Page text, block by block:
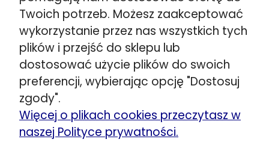
Wskazówki dojazdu >>
Stojadła ul. Warszawska 79
obok Mińsk Mazowiecki
☎️+48 692 098 851
Wskazówki dojazdu >>
Kozerki ul. Generała G. Orlicz-Dreszera 29a
obok Grodzisk Mazowiecki
☎️+48 534 446 858
Wskazówki dojazdu >>
Twoich potrzeb. Możesz zaakceptować
wykorzystanie przez nas wszystkich tych
plików i przejść do sklepu lub
dostosować użycie plików do swoich
preferencji, wybierając opcję "Dostosuj
zgody".
Więcej o plikach cookies przeczytasz w
naszej Polityce prywatności.